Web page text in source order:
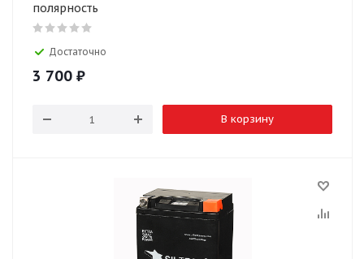
полярность
Достаточно
3 700 ₽
В корзину